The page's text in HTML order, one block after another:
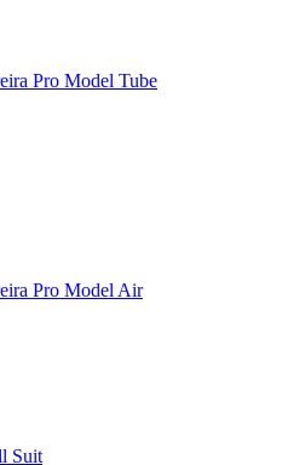
Pro Model Tube
Pro Model Air